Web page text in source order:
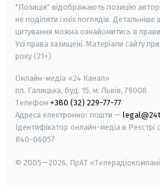
"Позиція" відображають позицію
не поділяти їхніх поглядів.
цитування можна ознайомитись в
Усі права захищені. Матеріали сайту
року (21+)
Онлайн-медіа «24 Канал»
пл. Галицька, буд. 15, м. Львів, 79008
Телефон +380 (32) 229-77-77
Адреса електронної пошти —
Ідентифікатор онлайн-медіа в Реєстрі
R40-06057
© 2005—2026, ПрАТ